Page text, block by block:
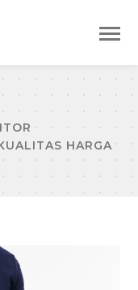
HARGA